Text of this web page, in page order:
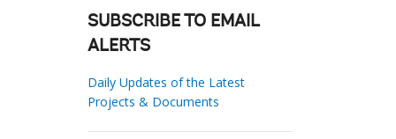
SUBSCRIBE TO EMAIL
ALERTS
Daily Updates of the Latest
Projects & Documents